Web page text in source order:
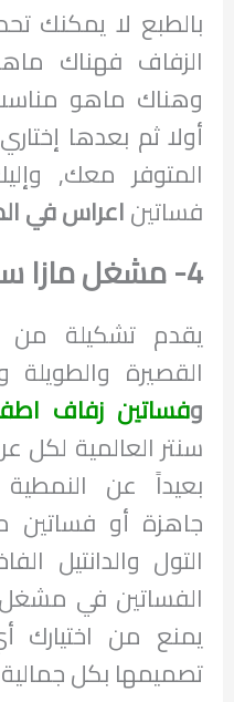
بالطبع لا يمكنك
الزفاف فهناك
وهناك ماهو
أولا ثم بعدها
المتوفر معك,
فساتيناعراس في
4- مشغل مازا سنتر:
يقدم تشكيلة من
القصيرة والطويلة
وفساتين زفاف
سنتر العالمية لكل
بعيداً عن
جاهزة أو
التول والدانتيل
الفساتين في مشغل
يمنع من اختيارك
تصميمها بكل